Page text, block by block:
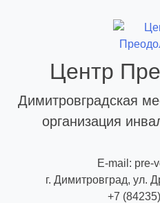
Центр
Димитровградская
организация
E-mail: pre-
г. Димитровград, ул.
+7